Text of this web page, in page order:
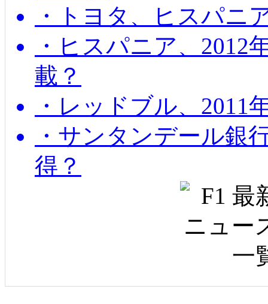
・トヨタ、ヒスパニ
・ヒスパニア、2012
載？
・レッドブル、2011
・サンタンデール銀
得？